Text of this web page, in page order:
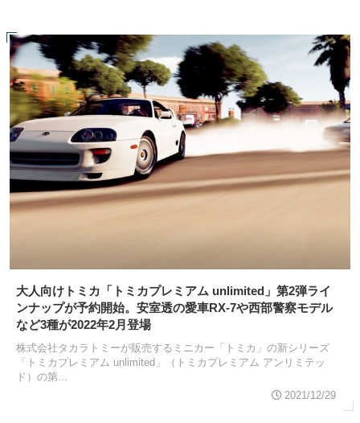
大人向けトミカ「トミカプレミアム unlimited」第2弾ライ
ンナップが予約開始。安室透の愛車RX-7や西部警察モデル
など3種が2022年2月登場
株式会社タカラトミーが販売するミニカー「トミカ」の新シリーズ
「トミカプレミアム unlimited」（トミカプレミアム アンリミテッ
ド）の第...
2021/12/29